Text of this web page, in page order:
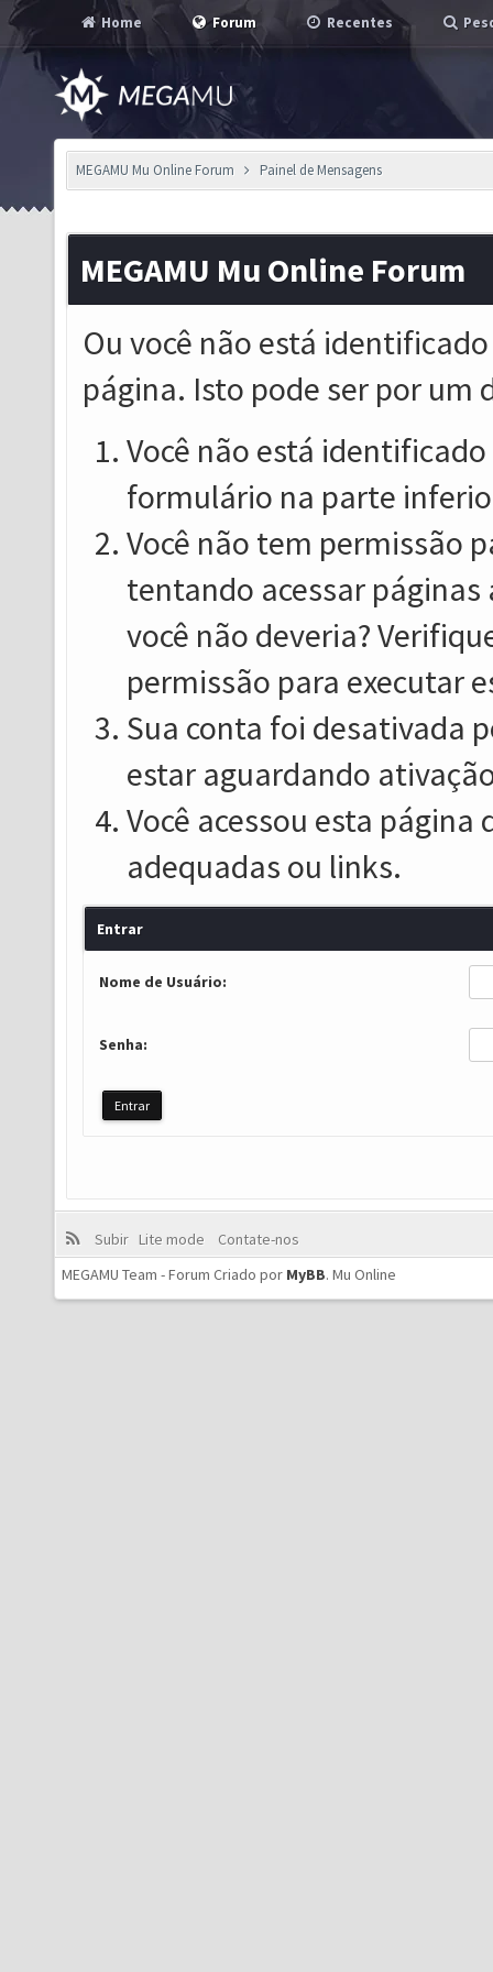
Home Forum Recentes
MEGAMU Mu Online Forum Painel de Mensagens
MEGAMU Mu Online Forum
Ou você não está
página. Isto pode ser por um
Você não está
formulário na parte
Você não tem permissão
tentando acessar
você não deveria?
permissão para executar
Sua conta foi desativada
estar aguardando
Você acessou esta
adequadas ou links.
Entrar
Nome de Usuário:
Senha:
Subir Lite mode
Contate-nos
MEGAMU Team - Forum Criado por MyBB. Mu Online